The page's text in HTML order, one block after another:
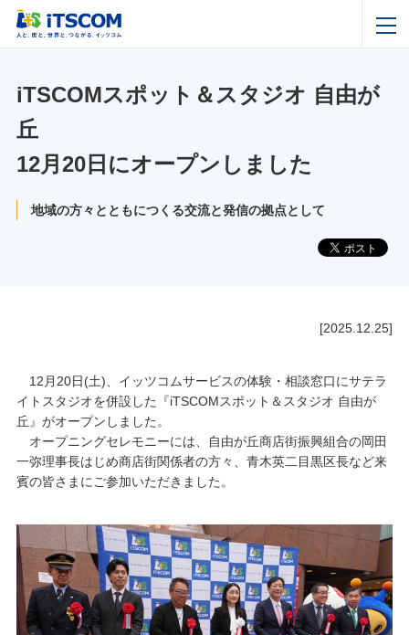
iTSCOMスポット＆スタジオ 自由が
丘
12月20日にオープンしました
地域の方々とともにつくる交流と発信の拠点として
[2025.12.25]
12月20日(土)、イッツコムサービスの体験・相談窓口にサテラ
イトスタジオを併設した『iTSCOMスポット＆スタジオ 自由が
丘』がオープンしました。
オープニングセレモニーには、自由が丘商店街振興組合の岡田
一弥理事長はじめ商店街関係者の方々、青木英二目黒区長など来
賓の皆さまにご参加いただきました。